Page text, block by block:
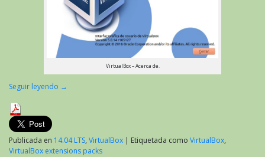
VirtualBox – Acerca de.
Seguir leyendo →
Publicada en 14.04 LTS, VirtualBox | Etiquetada como VirtualBox,
VirtualBox extensions packs